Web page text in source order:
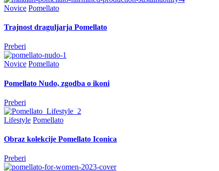
Novice Pomellato
Trajnost draguljarja Pomellato
Preberi
Novice Pomellato
Pomellato Nudo, zgodba o ikoni
Preberi
Lifestyle Pomellato
Obraz kolekcije Pomellato Iconica
Preberi